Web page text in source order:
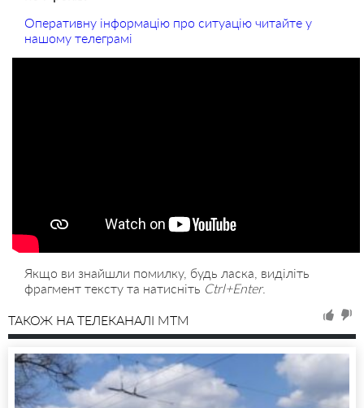
Оперативну інформацію про ситуацію читайте у
нашому телеграмі
Якщо ви знайшли помилку, будь ласка, виділіть
фрагмент тексту та натисніть Ctrl+Enter.
ТАКОЖ НА ТЕЛЕКАНАЛІ MTM